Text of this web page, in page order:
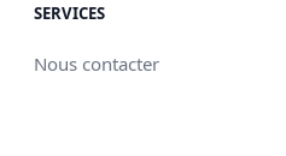
SERVICES
Nous contacter